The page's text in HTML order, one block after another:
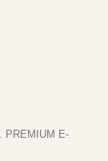
. PREMIUM E-